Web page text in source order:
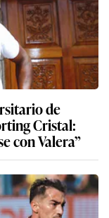
de
Cristal:
con Valera”